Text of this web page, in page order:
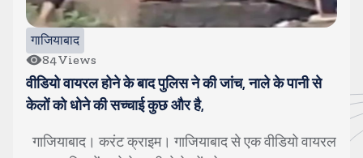
उत्तर प्रदेश (यूपी)
91 Views
सांसद पप्पू यादव पर जूता फेंकने वालों का जबर्दस्त स्वागत,
अखिलेश ने वीडियो पोस्ट कर बीजेपी पर कसा तंज
बुलंदशहर। करंट क्राइम। पूर्णिया के सांसद पप्पू यादव की